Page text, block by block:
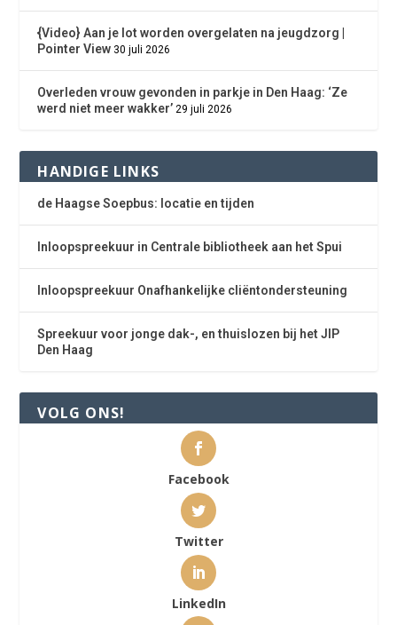
{Video} Aan je lot worden overgelaten na jeugdzorg |
Pointer View 30 juli 2026
Overleden vrouw gevonden in parkje in Den Haag: ‘Ze
werd niet meer wakker’ 29 juli 2026
HANDIGE LINKS
de Haagse Soepbus: locatie en tijden
Inloopspreekuur in Centrale bibliotheek aan het Spui
Inloopspreekuur Onafhankelijke cliëntondersteuning
Spreekuur voor jonge dak-, en thuislozen bij het JIP
Den Haag
VOLG ONS!
Facebook
Twitter
LinkedIn